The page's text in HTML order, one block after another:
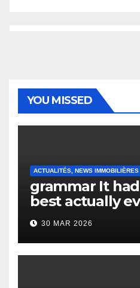
YOU MISSED
ACTUALITÉS, NEWS IMMOBILIÈRES
grammar It
best actually
to it’s the top
English
Heap Change
30 MAR 2026